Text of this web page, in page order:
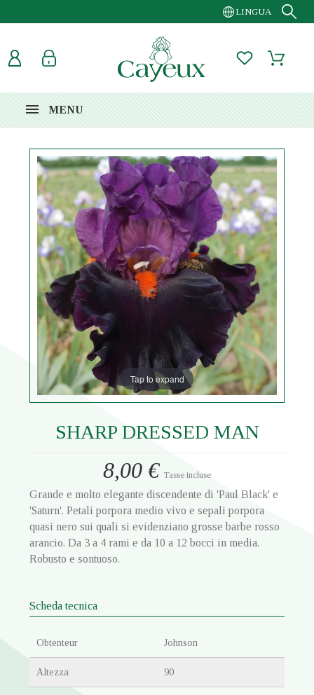
LINGUA
MENU
Tap to expand
SHARP DRESSED MAN
8,00 € Tasse incluse
Grande e molto elegante discendente di 'Paul Black' e
'Saturn'. Petali porpora medio vivo e sepali porpora
quasi nero sui quali si evidenziano grosse barbe rosso
arancio. Da 3 a 4 rami e da 10 a 12 bocci in media.
Robusto e sontuoso.
Scheda tecnica
Obtenteur Johnson
Altezza 90